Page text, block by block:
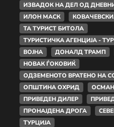
ИЗВАДОК НА ДЕЛ ОД
ИЛОН МАСК
ТА ТУРИСТ БИТОЛА
ТУРИСТИЧКА АГЕНЦИЈА -
ВОЈНА
ДОНАЛД ТРАМП
НОВАК ЃОКОВИЌ
ОДЗЕМЕНОТО ВРАТЕНО НА
ОПШТИНА ОХРИД
ПРИВЕДЕН ДИЛЕР
ПРОНАЈДЕНА ДРОГА
ТУРЦИЈА